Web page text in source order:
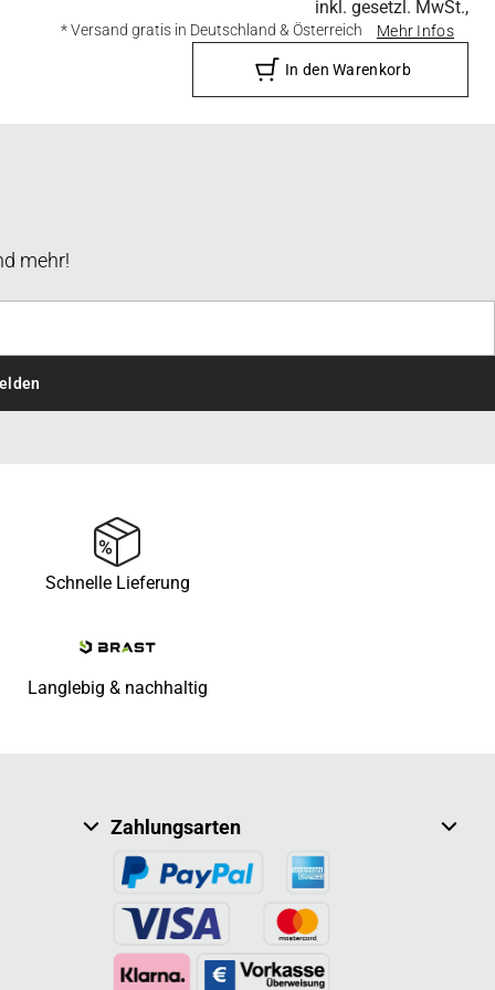
inkl. gesetzl. MwSt.,
* Versand gratis in Deutschland & Österreich Mehr Infos
In den Warenkorb
mehr!
Schnelle Lieferung
Langlebig & nachhaltig
Zahlungsarten